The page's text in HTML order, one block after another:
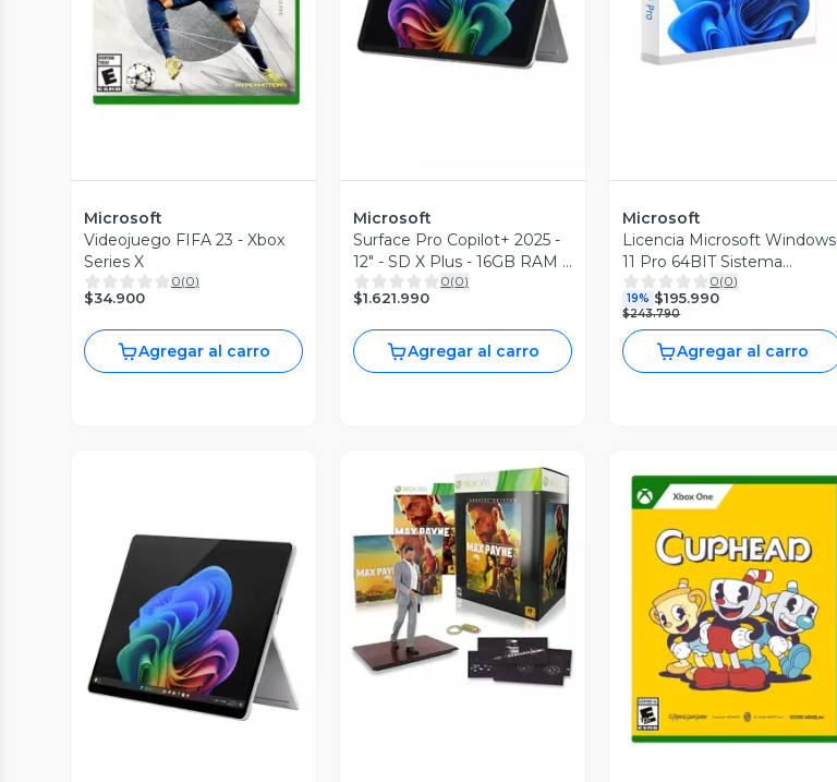
Microsoft
Videojuego FIFA 23 - Xbox
Series X
0(0)
$34.900
Agregar al carro
Vista Previa
Microsoft
Surface Pro Copilot+ 2025 -
12" - SD X Plus - 16GB RAM -
256GB SSD - W11 Home -
Platinum
0(0)
$1.621.990
Agregar al carro
Microsoft
Licencia Microsoft Windows
11 Pro 64BIT Sistema
Operativo
0(0)
19% $195.990
$243.790
Agregar al carro
Vista Previa Vista Previa
Vista Previa